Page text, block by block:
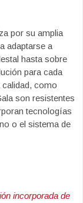
por su amplia
adaptarse a
hasta sobre
para cada
como
son resistentes
tecnologías
o el sistema de
incorporada de